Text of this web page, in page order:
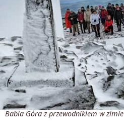
Babia Góra z przewodnikiem w zimie